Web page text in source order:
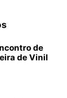
de
de Vinil